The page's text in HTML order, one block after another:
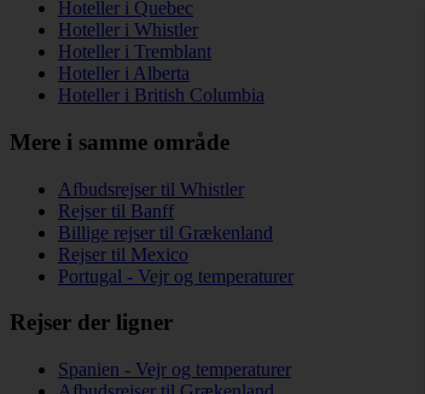
Hoteller i Quebec
Hoteller i Whistler
Hoteller i Tremblant
Hoteller i Alberta
Hoteller i British Columbia
Mere i samme område
Afbudsrejser til Whistler
Rejser til Banff
Billige rejser til Grækenland
Rejser til Mexico
Portugal - Vejr og temperaturer
Rejser der ligner
Spanien - Vejr og temperaturer